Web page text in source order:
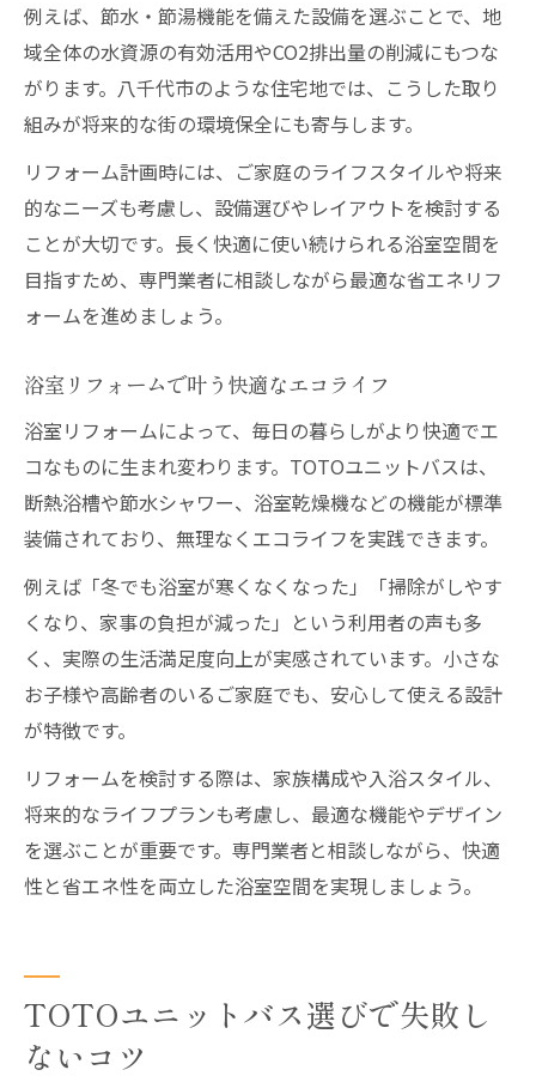
例えば、節水・節湯機能を備えた設備を選ぶことで、地
域全体の水資源の有効活用やCO2排出量の削減にもつな
がります。八千代市のような住宅地では、こうした取り
組みが将来的な街の環境保全にも寄与します。
リフォーム計画時には、ご家庭のライフスタイルや将来
的なニーズも考慮し、設備選びやレイアウトを検討する
ことが大切です。長く快適に使い続けられる浴室空間を
目指すため、専門業者に相談しながら最適な省エネリフ
ォームを進めましょう。
浴室リフォームで叶う快適なエコライフ
浴室リフォームによって、毎日の暮らしがより快適でエ
コなものに生まれ変わります。TOTOユニットバスは、
断熱浴槽や節水シャワー、浴室乾燥機などの機能が標準
装備されており、無理なくエコライフを実践できます。
例えば「冬でも浴室が寒くなくなった」「掃除がしやす
くなり、家事の負担が減った」という利用者の声も多
く、実際の生活満足度向上が実感されています。小さな
お子様や高齢者のいるご家庭でも、安心して使える設計
が特徴です。
リフォームを検討する際は、家族構成や入浴スタイル、
将来的なライフプランも考慮し、最適な機能やデザイン
を選ぶことが重要です。専門業者と相談しながら、快適
性と省エネ性を両立した浴室空間を実現しましょう。
TOTOユニットバス選びで失敗し
ないコツ